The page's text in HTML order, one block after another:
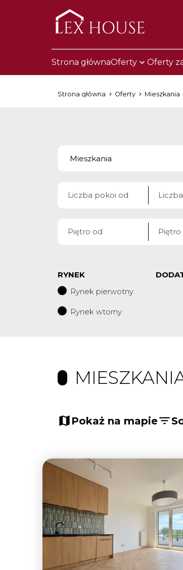
Strona głównaOferty Oferty
Strona główna Oferty Mieszkania
RYNEK
Rynek pierwotny
Rynek wtorny
Pokaż na mapie